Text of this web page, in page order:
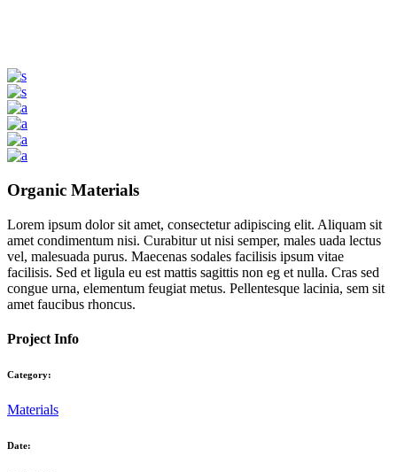
Organic Materials
Lorem ipsum dolor sit amet, consectetur adipiscing elit. Aliquam sit
amet condimentum nisi. Curabitur ut nisi semper, males uada lectus
vel, malesuada purus. Maecenas sodales facilisis ipsum vitae
facilisis. Sed et ligula eu est mattis sagittis non eg et nulla. Cras sed
congue urna, elementum feugiat metus. Pellentesque lacinia, sem sit
amet faucibus rhoncus.
Project Info
Category:
Materials
Date: